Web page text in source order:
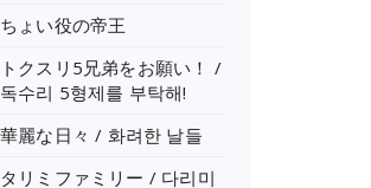
ちょい役の帝王
トクスリ5兄弟をお願い！ /
독수리 5형제를 부탁해!
華麗な日々 / 화려한 날들
タリミファミリー / 다리미